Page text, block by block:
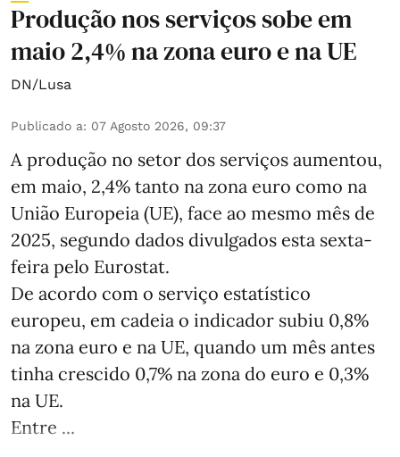
Produção nos serviços sobe em
maio 2,4% na zona euro e na UE
DN/Lusa
Publicado a: 07 Agosto 2026, 09:37
A produção no setor dos serviços aumentou,
em maio, 2,4% tanto na zona euro como na
União Europeia (UE), face ao mesmo mês de
2025, segundo dados divulgados esta sexta-
feira pelo Eurostat.
De acordo com o serviço estatístico
europeu, em cadeia o indicador subiu 0,8%
na zona euro e na UE, quando um mês antes
tinha crescido 0,7% na zona do euro e 0,3%
na UE.
Entre ...